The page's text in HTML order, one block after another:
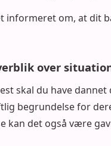
informeret om, at dit
over
skal du have
begrundelse for
kan det også være